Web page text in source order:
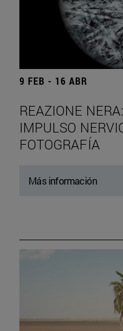
9 FEB - 16 ABR
REAZIONE
IMPULSO
FOTOGRAFÍA
Más información